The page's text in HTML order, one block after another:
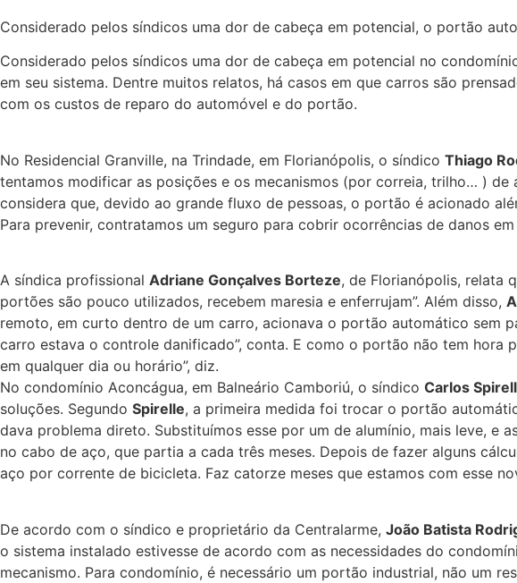
Considerado pelos síndicos uma dor de cabeça em potencial, o portão
Considerado pelos síndicos uma dor de cabeça em potencial no
em seu sistema. Dentre muitos relatos, há casos em que carros são
com os custos de reparo do automóvel e do portão.
No Residencial Granville, na Trindade, em Florianópolis, o síndico Thiago
tentamos modificar as posições e os mecanismos (por correia, trilho… )
considera que, devido ao grande fluxo de pessoas, o portão é acionado
Para prevenir, contratamos um seguro para cobrir ocorrências de danos em
A síndica profissional Adriane Gonçalves Borteze, de Florianópolis, relata
portões são pouco utilizados, recebem maresia e enferrujam”. Além disso,
remoto, em curto dentro de um carro, acionava o portão automático sem
carro estava o controle danificado”, conta. E como o portão não tem hora
em qualquer dia ou horário”, diz.
No condomínio Aconcágua, em Balneário Camboriú, o síndico Carlos
soluções. Segundo Spirelle, a primeira medida foi trocar o portão
dava problema direto. Substituímos esse por um de alumínio, mais leve, e
no cabo de aço, que partia a cada três meses. Depois de fazer alguns
aço por corrente de bicicleta. Faz catorze meses que estamos com esse
De acordo com o síndico e proprietário da Centralarme, João Batista
o sistema instalado estivesse de acordo com as necessidades do
mecanismo. Para condomínio, é necessário um portão industrial, não um